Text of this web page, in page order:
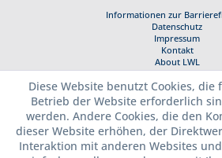
Informationen zur
Datenschutz
Impressum
Kontakt
About LWL
Diese Website benutzt Cookies,
Betrieb der Website erforderlich
werden. Andere Cookies, die den
dieser Website erhöhen, der
Interaktion mit anderen Websites